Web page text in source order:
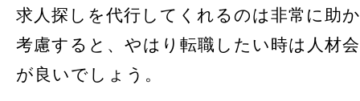
求人探しを代行してくれるのは非常に助
考慮すると、やはり転職したい時は人材
が良いでしょう。